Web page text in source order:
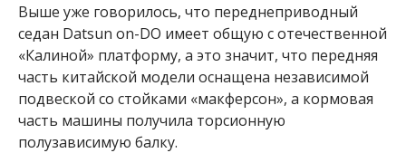
Выше уже говорилось, что переднеприводный
седан Datsun on-DO имеет общую с отечественной
«Калиной» платформу, а это значит, что передняя
часть китайской модели оснащена независимой
подвеской со стойками «макферсон», а кормовая
часть машины получила торсионную
полузависимую балку.